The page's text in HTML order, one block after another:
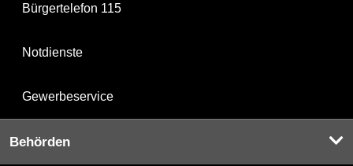
Bürgertelefon 115
Notdienste
Gewerbeservice
Behörden